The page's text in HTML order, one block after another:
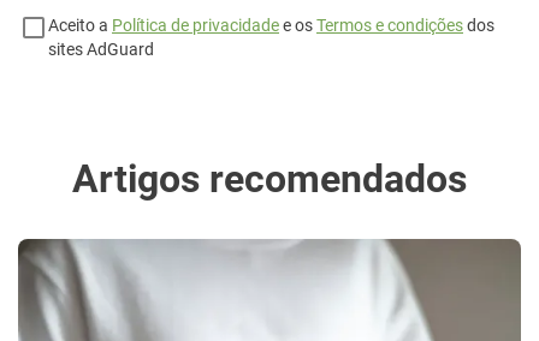
Aceito a Política de privacidadee osTermos e condiçõesdos
sites AdGuard
Artigos recomendados